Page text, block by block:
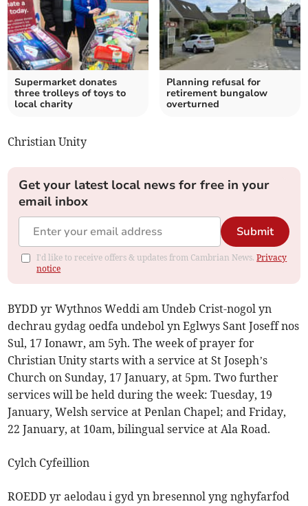
Supermarket donates
three trolleys of toys to
local charity
Planning refusal for
retirement bungalow
overturned
Christian Unity
Get your latest local news for free in your
email inbox
Submit
I'd like to receive offers & updates from Cambrian News.Privacy
notice
BYDD yr Wythnos Weddi am Undeb Crist-nogol yn
dechrau gydag oedfa undebol yn Eglwys Sant Joseff nos
Sul, 17 Ionawr, am 5yh. The week of prayer for
Christian Unity starts with a service at St Joseph’s
Church on Sunday, 17 January, at 5pm. Two further
services will be held during the week: Tuesday, 19
January, Welsh service at Penlan Chapel; and Friday,
22 January, at 10am, bilingual service at Ala Road.
Cylch Cyfeillion
ROEDD yr aelodau i gyd yn bresennol yng nghyfarfod